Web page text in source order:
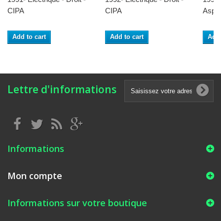
CIPA
Add to cart
CIPA
Add to cart
Lettre d'informations
Informations
Mon compte
Informations sur votre boutique